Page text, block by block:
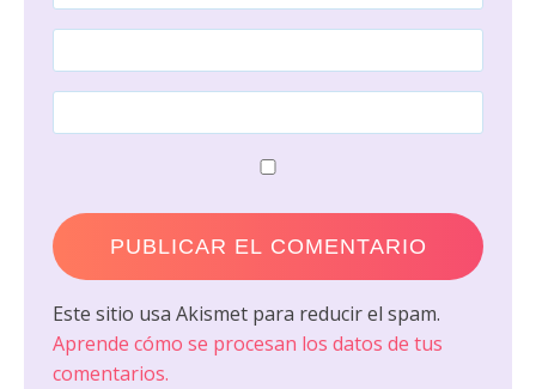
Este sitio usa Akismet para reducir el spam.
Aprende cómo se procesan los datos de tus
comentarios.